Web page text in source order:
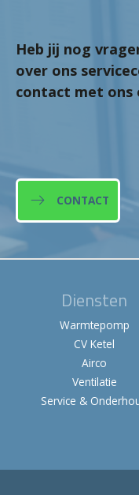
Heb jij nog
over ons
contact met ons
CONTACT
Diensten
Warmtepomp
CV Ketel
Airco
Ventilatie
Service &